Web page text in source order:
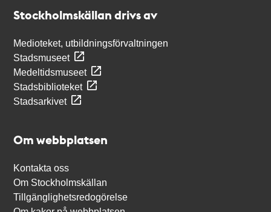
Stockholmskällan drivs av
Medioteket, utbildningsförvaltningen
Stadsmuseet
Medeltidsmuseet
Stadsbiblioteket
Stadsarkivet
Om webbplatsen
Kontakta oss
Om Stockholmskällan
Tillgänglighetsredogörelse